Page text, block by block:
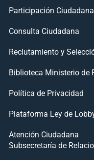
Participación Ciudadana
Consulta Ciudadana
Reclutamiento y
Biblioteca Ministerio de
Política de Privacidad
Plataforma Ley de
Atención Ciudadana
Subsecretaría de